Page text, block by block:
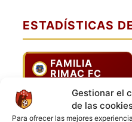
Gestionar el
de las
Para ofrecer las mejores
ESTADÍSTICAS
FAMILIA
RIMAC FC
7